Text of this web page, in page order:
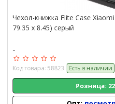
Чехол-книжка Elite Case
79.35 x 8.45) серый
..
Код товара: 58823 Есть в наличии
Розница: